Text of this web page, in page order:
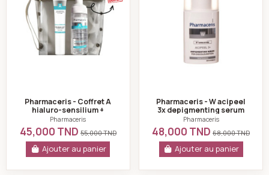
Pharmaceris - Coffret A
hialuro-sensilium +
mousse nettoyante et
Trousse offerts
Pharmaceris
45,000 TND 55,000 TND
Ajouter au panier
Pharmaceris - W acipeel
3x depigmenting serum
30ml
Pharmaceris
48,000 TND68,000 TND
Ajouter au panier